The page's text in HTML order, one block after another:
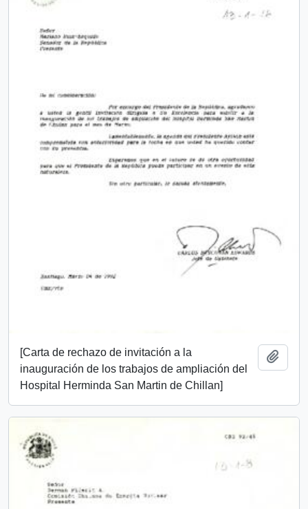
[Carta de rechazo de invitación a la
inauguración de los trabajos de ampliación del
Hospital Herminda San Martin de Chillan]